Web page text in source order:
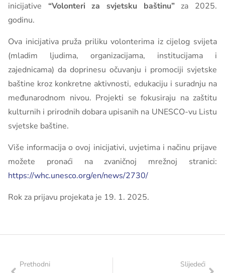
inicijative “Volonteri za svjetsku baštinu”za 2025.
godinu.
Ova inicijativa pruža priliku volonterima iz cijelog svijeta
(mladim ljudima, organizacijama, institucijama i
zajednicama) da doprinesu očuvanju i promociji svjetske
baštine kroz konkretne aktivnosti, edukaciju i suradnju na
međunarodnom nivou. Projekti se fokusiraju na zaštitu
kulturnih i prirodnih dobara upisanih na UNESCO-vu Listu
svjetske baštine.
Više informacija o ovoj inicijativi, uvjetima i načinu prijave
možete pronaći na zvaničnoj mrežnoj stranici:
https://whc.unesco.org/en/news/2730/
Rok za prijavu projekata je 19. 1. 2025.
Prethodni
Slijedeći